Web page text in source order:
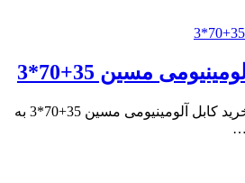
مسین 35+70*3
مجموعه آراد کابل، مرکز خرید کابل آلومینیومی مسین 35+70*3 به
…